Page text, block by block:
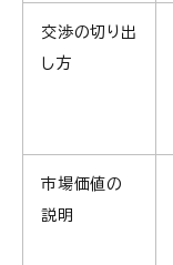
交渉の切り出
し方
市場価値の
説明